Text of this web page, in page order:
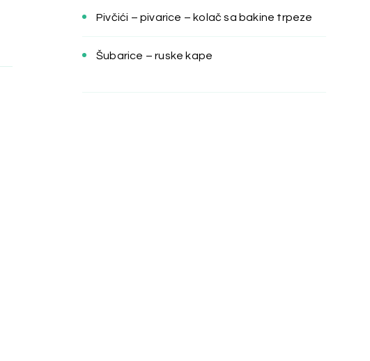
Pivčići – pivarice – kolač sa bakine trpeze
Šubarice – ruske kape